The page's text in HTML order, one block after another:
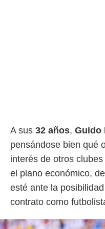
de
o a través
de
de
de
uso de
A sus 32 años, Guido
pensándose bien qué
interés de otros
el plano económico,
esté ante la
contrato como